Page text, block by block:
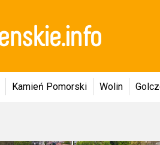
Kamień Pomorski Wolin